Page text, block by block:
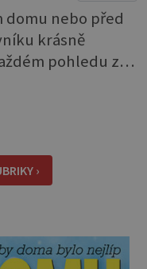
domu nebo před
krásně
pohledu z
pozemku.
zahradě trochu
bez ohledu na
›